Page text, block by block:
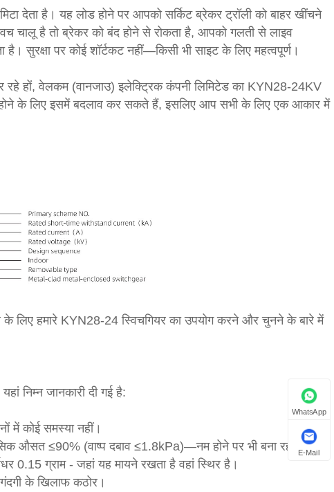
देता है। यह लोड होने पर आपको सर्किट ब्रेकर ट्रॉली को बाहर खींचने
चालू है तो ब्रेकर को बंद होने से रोकता है, आपको गलती से लाइव
सुरक्षा पर कोई शॉर्टकट नहीं—किसी भी साइट के लिए महत्वपूर्ण।
हों, वेलकम (वानजाउ) इलेक्ट्रिक कंपनी लिमिटेड का KYN28-24KV
के लिए इसमें बदलाव कर सकते हैं, इसलिए आप सभी के लिए एक आकार में
हमारे KYN28-24 स्विचगियर का उपयोग करने और चुनने के बारे में
निम्न जानकारी दी गई है:
में कोई समस्या नहीं।
औसत ≤90% (वाष्प दबाव ≤1.8kPa)—नम होने पर भी बना रहता है।
0.15 ग्राम - जहां यह मायने रखता है वहां स्थिर है।
के खिलाफ कठोर।
WhatsApp
E-Mail